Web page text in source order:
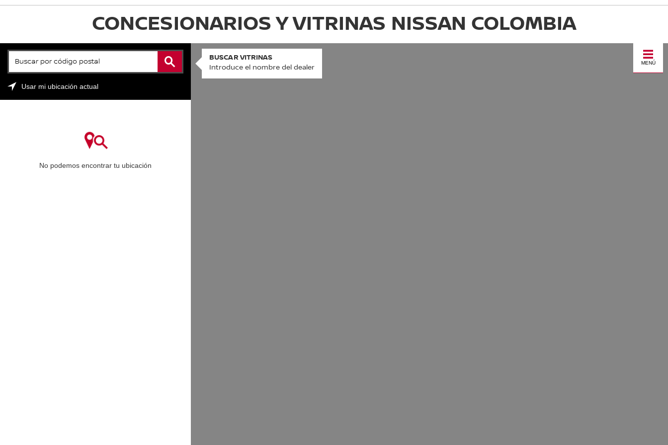
CONCESIONARIOS Y VITRINAS NISSAN COLOMBIA
MENÚ
BUSCAR POR CÓDIGO POSTAL
Usar mi ubicación actual
No podemos encontrar tu ubicación
BUSCAR VITRINAS
Introduce el nombre del dealer